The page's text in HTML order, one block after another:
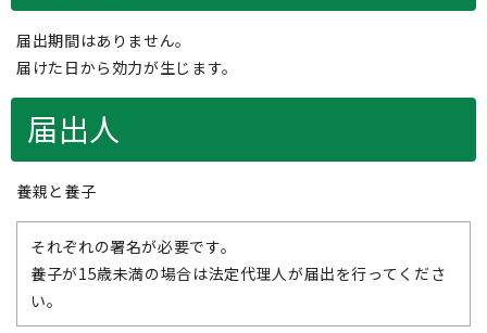
届出期間はありません。
届けた日から効力が生じます。
届出人
養親と養子
それぞれの署名が必要です。
養子が15歳未満の場合は法定代理人が届出を行ってくださ
い。